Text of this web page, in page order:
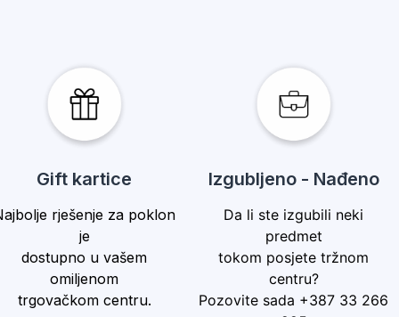
Gift kartice
rješenje za poklon
je
dostupno u vašem
omiljenom
trgovačkom centru.
Izgubljeno - Nađeno
Da li ste izgubili neki
predmet
tokom posjete tržnom
centru?
Pozovite sada +387 33 266